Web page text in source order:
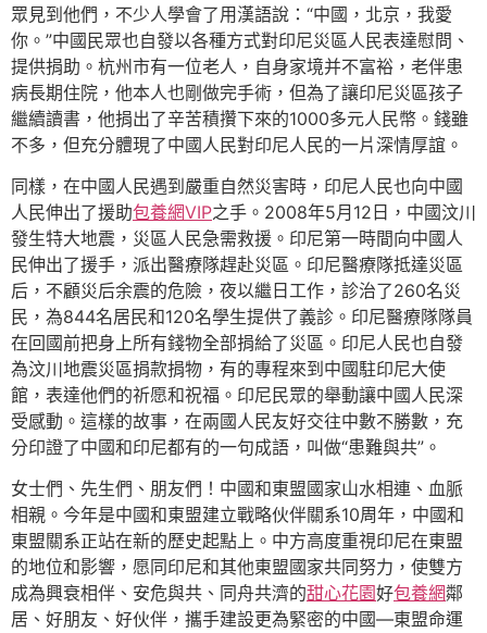
眾見到他們，不少人學會了用漢語說：“中國，北京，我愛
你。”中國民眾也自發以各種方式對印尼災區人民表達慰問、
提供捐助。杭州市有一位老人，自身家境并不富裕，老伴患
病長期住院，他本人也剛做完手術，但為了讓印尼災區孩子
繼續讀書，他捐出了辛苦積攢下來的1000多元人民幣。錢雖
不多，但充分體現了中國人民對印尼人民的一片深情厚誼。
同樣，在中國人民遇到嚴重自然災害時，印尼人民也向中國
人民伸出了援助包養網VIP之手。2008年5月12日，中國汶川
發生特大地震，災區人民急需救援。印尼第一時間向中國人
民伸出了援手，派出醫療隊趕赴災區。印尼醫療隊抵達災區
后，不顧災后余震的危險，夜以繼日工作，診治了260名災
民，為844名居民和120名學生提供了義診。印尼醫療隊隊員
在回國前把身上所有錢物全部捐給了災區。印尼人民也自發
為汶川地震災區捐款捐物，有的專程來到中國駐印尼大使
館，表達他們的祈愿和祝福。印尼民眾的舉動讓中國人民深
受感動。這樣的故事，在兩國人民友好交往中數不勝數，充
分印證了中國和印尼都有的一句成語，叫做“患難與共”。
女士們、先生們、朋友們！中國和東盟國家山水相連、血脈
相親。今年是中國和東盟建立戰略伙伴關系10周年，中國和
東盟關系正站在新的歷史起點上。中方高度重視印尼在東盟
的地位和影響，愿同印尼和其他東盟國家共同努力，使雙方
成為興衰相伴、安危與共、同舟共濟的甜心花園好包養網鄰
居、好朋友、好伙伴，攜手建設更為緊密的中國—東盟命運